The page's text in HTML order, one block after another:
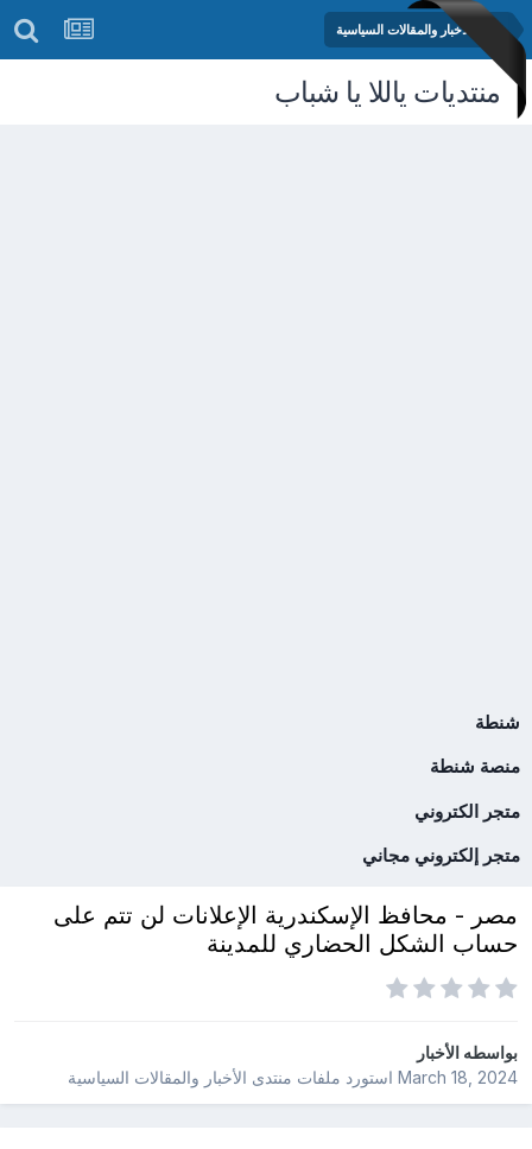
منتدى الأخبار والمقالات السياسية
منتديات ياللا يا شباب
شنطة
منصة شنطة
متجر الكتروني
متجر إلكتروني مجاني
مصر - محافظ الإسكندرية الإعلانات لن تتم على
حساب الشكل الحضاري للمدينة
بواسطهالأخبار
March 18, 2024استورد ملفات منتدى الأخبار والمقالات السياسية